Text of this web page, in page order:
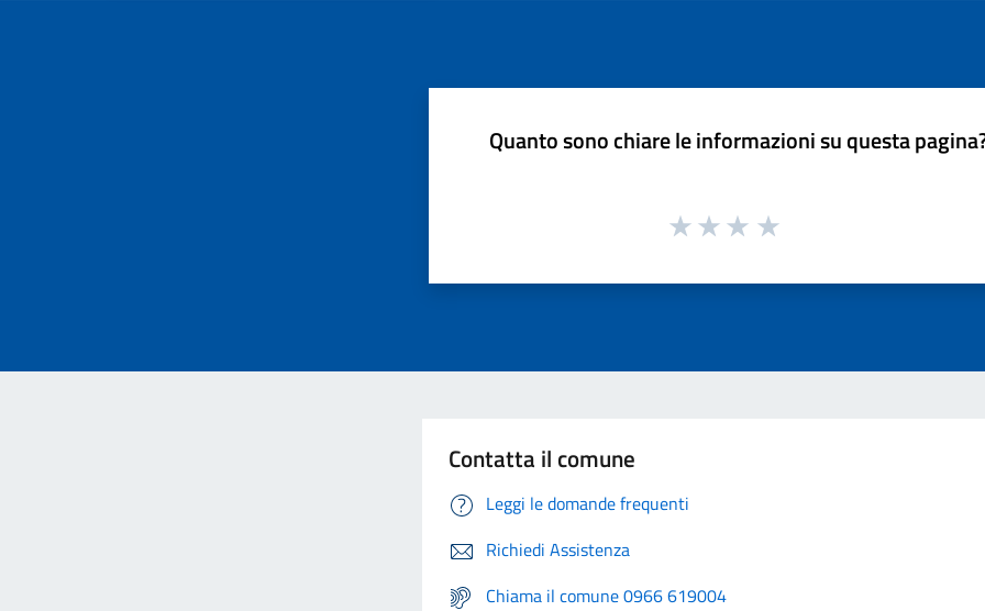
Quanto sono chiare le informazioni su questa
Contatta il comune
Leggi le domande frequenti
Richiedi Assistenza
Chiama il comune 0966 619004